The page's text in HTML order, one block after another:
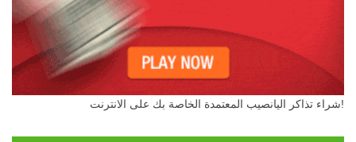
شراء تذاكر اليانصيب المعتمدة الخاصة بك على الانترنت!